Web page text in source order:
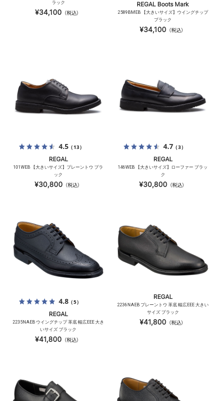
ラック
¥34,100 （税込）
REGAL Boots Mark
2589BMEB 【大きいサイズ】ウイングチップ
ブラック
¥34,100 （税込）
4.5（13）
REGAL
101WEB 【大きいサイズ】プレーントウ ブラ
ック
¥30,800（税込）
4.7（3）
REGAL
146WEB 【大きいサイズ】ローファー ブラッ
ク
¥30,800（税込）
4.8（5）
REGAL
2235NAEB ウイングチップ 革底 幅広EEE 大き
いサイズ ブラック
¥41,800 （税込）
REGAL
2236NAEB プレーントウ 革底 幅広EEE 大きい
サイズ ブラック
¥41,800 （税込）